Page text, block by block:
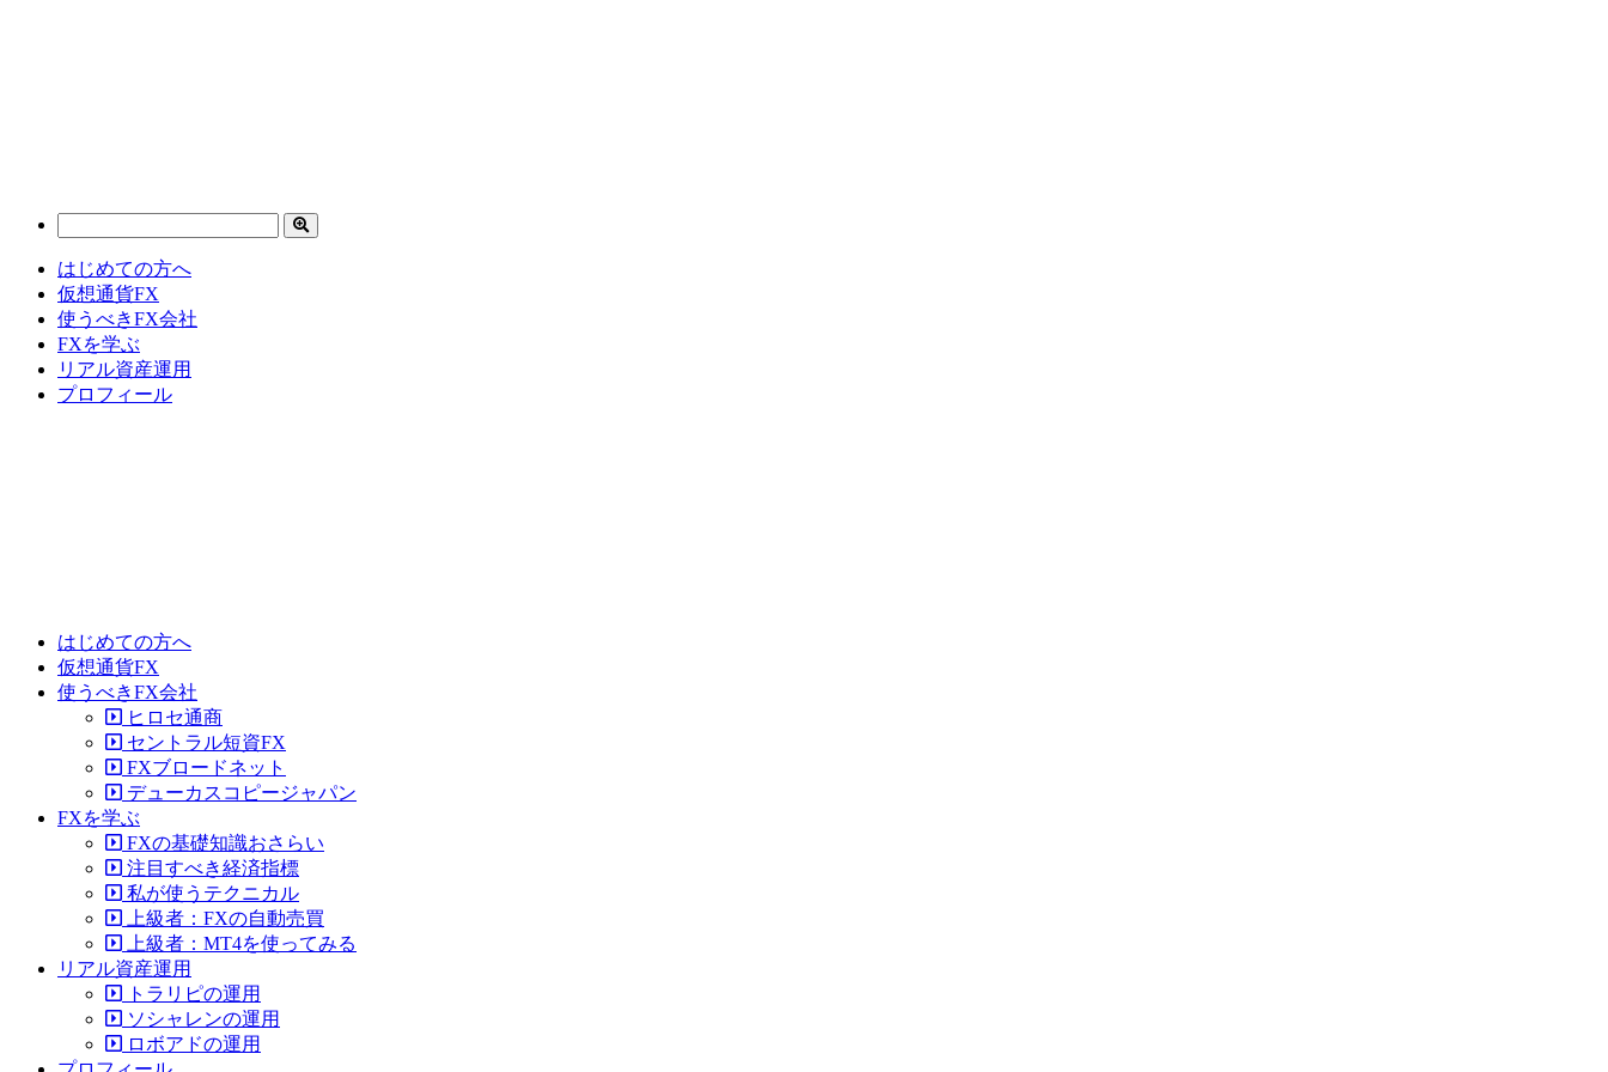
はじめての方へ
仮想通貨FX
使うべきFX会社
FXを学ぶ
リアル資産運用
プロフィール
はじめての方へ
仮想通貨FX
使うべきFX会社
ヒロセ通商
セントラル短資FX
FXブロードネット
デューカスコピージャパン
FXを学ぶ
FXの基礎知識おさらい
注目すべき経済指標
私が使うテクニカル
上級者：FXの自動売買
上級者：MT4を使ってみる
リアル資産運用
トラリピの運用
ソシャレンの運用
ロボアドの運用